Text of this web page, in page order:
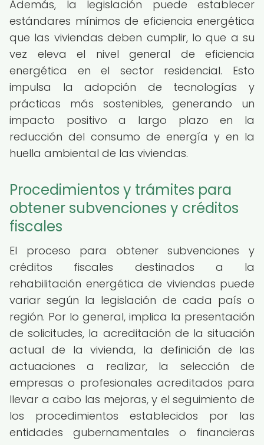
Además, la legislación puede establecer
estándares mínimos de eficiencia energética
que las viviendas deben cumplir, lo que a su
vez eleva el nivel general de eficiencia
energética en el sector residencial. Esto
impulsa la adopción de tecnologías y
prácticas más sostenibles, generando un
impacto positivo a largo plazo en la
reducción del consumo de energía y en la
huella ambiental de las viviendas.
Procedimientos y trámites para
obtener subvenciones y créditos
fiscales
El proceso para obtener subvenciones y
créditos fiscales destinados a la
rehabilitación energética de viviendas puede
variar según la legislación de cada país o
región. Por lo general, implica la presentación
de solicitudes, la acreditación de la situación
actual de la vivienda, la definición de las
actuaciones a realizar, la selección de
empresas o profesionales acreditados para
llevar a cabo las mejoras, y el seguimiento de
los procedimientos establecidos por las
entidades gubernamentales o financieras